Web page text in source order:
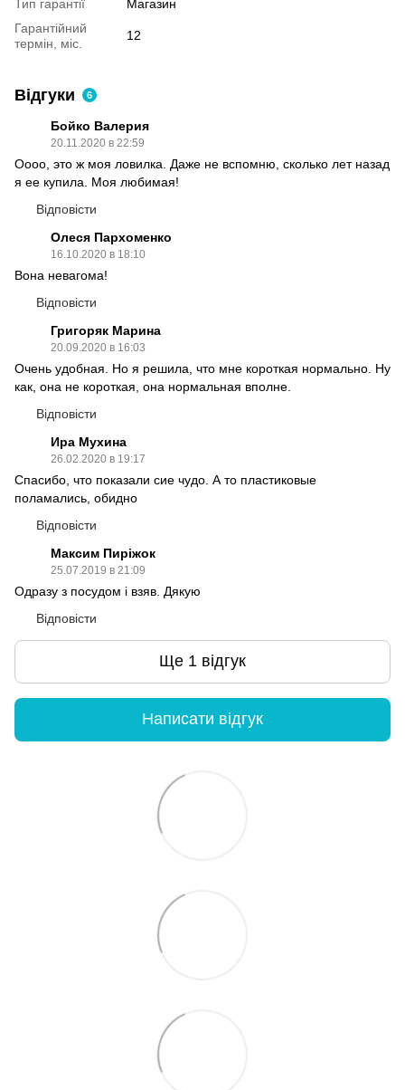
Тип гарантії
Магазин
Гарантійний
термін, міс.
12
Відгуки 6
Бойко Валерия
20.11.2020 в 22:59
Оооо, это ж моя ловилка. Даже не вспомню, сколько лет назад
я ее купила. Моя любимая!
Відповісти
Олеся Пархоменко
16.10.2020 в 18:10
Вона невагома!
Відповісти
Григоряк Марина
20.09.2020 в 16:03
Очень удобная. Но я решила, что мне короткая нормально. Ну
как, она не короткая, она нормальная вполне.
Відповісти
Ира Мухина
26.02.2020 в 19:17
Спасибо, что показали сие чудо. А то пластиковые
поламались, обидно
Відповісти
Максим Пиріжок
25.07.2019 в 21:09
Одразу з посудом і взяв. Дякую
Відповісти
Ще 1 відгук
Написати відгук